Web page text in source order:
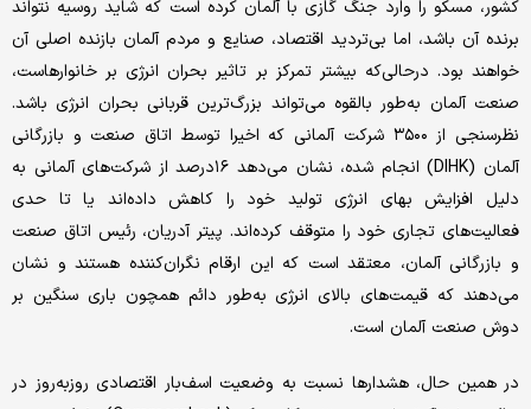
کشور، مسکو را وارد جنگ گازی با آلمان کرده است که شاید روسیه نتواند
برنده آن باشد، اما بی‌تردید اقتصاد، صنایع و مردم آلمان بازنده اصلی آن
خواهند بود. در‌حالی‌که بیشتر تمرکز بر تاثیر بحران انرژی بر خانوارهاست،
صنعت آلمان به‌طور بالقوه می‌تواند بزرگ‌ترین قربانی بحران انرژی باشد.
نظرسنجی از ۳۵۰۰ شرکت آلمانی که اخیرا توسط اتاق صنعت و بازرگانی
آلمان (DIHK) انجام شده، نشان می‌دهد ۱۶درصد از شرکت‌های آلمانی به
دلیل افزایش بهای انرژی تولید خود را کاهش داده‌اند یا تا حدی
فعالیت‌های تجاری خود را متوقف کرده‌اند. پیتر آدریان، رئیس اتاق صنعت
و بازرگانی آلمان، معتقد است که این ارقام نگران‌کننده هستند و نشان
می‌دهند که قیمت‌های بالای انرژی به‌طور دائم همچون باری سنگین بر
دوش صنعت آلمان است.
در همین حال، هشدارها نسبت به وضعیت اسف‌بار اقتصادی روز‌به‌روز در